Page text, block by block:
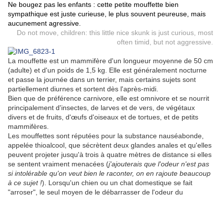
Ne bougez pas les enfants : cette petite mouffette bien
sympathique est juste curieuse, le plus souvent peureuse, mais
aucunement agressive.
Do not move, children: this little nice skunk is just curious, most
often timid, but not aggressive.
La mouffette est un mammifère d'un longueur moyenne de 50 cm
(adulte) et d'un poids de 1,5 kg. Elle est généralement nocturne
et passe la journée dans un terrier, mais certains sujets sont
partiellement diurnes et sortent dès l'après-midi.
Bien que de préférence carnivore, elle est omnivore et se nourrit
principalement d'insectes, de larves et de vers, de végétaux
divers et de fruits, d'œufs d'oiseaux et de tortues, et de petits
mammifères.
Les mouffettes sont réputées pour la substance nauséabonde,
appelée thioalcool, que sécrètent deux glandes anales et qu'elles
peuvent projeter jusqu'à trois à quatre mètres de distance si elles
se sentent vraiment menacées (j'ajouterais que l'odeur n'est pas
si intolérable qu'on veut bien le raconter, on en rajoute beaucoup
à ce sujet !). Lorsqu'un chien ou un chat domestique se fait
"arroser", le seul moyen de le débarrasser de l'odeur du